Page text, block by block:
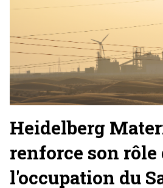
Heidelberg
renforce son rôle
l'occupation du